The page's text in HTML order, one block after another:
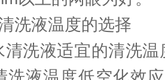
液温度的选择
液适宜的清洗温